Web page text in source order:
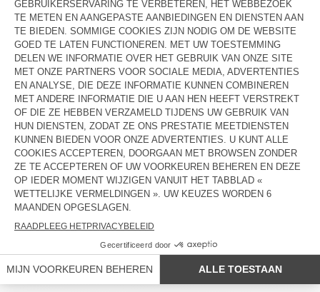
€ 65 € 32,50
€ 33
€ 23,10
UNISEXHOED ZIDIBAY
€ 70
€ 28
€ 23,80
KAP BYMI
OUT OF STOCK
€ 85 € 42,50
UNISEXMUTS EAST
OUT OF STOCK
€ 50 € 35
UNISEXKAP TYJI
OUT OF STOCK
€ 75 € 37,50
LANDEN/REGIONS : BELGIË
TALEN :
NEWSLETTER